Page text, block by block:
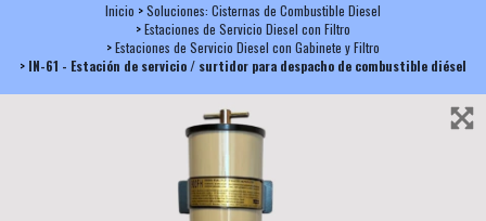
Inicio >Soluciones: Cisternas de Combustible Diesel
>Estaciones de Servicio Diesel con Filtro
>Estaciones de Servicio Diesel con Gabinete y Filtro
> IN-61 - Estación de servicio / surtidor para despacho de combustible diésel